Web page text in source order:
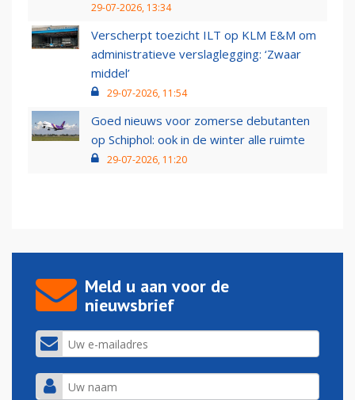
29-07-2026, 13:34
Verscherpt toezicht ILT op KLM E&M om
administratieve verslaglegging: ‘Zwaar
middel’
29-07-2026, 11:54
Goed nieuws voor zomerse debutanten
op Schiphol: ook in de winter alle ruimte
29-07-2026, 11:20
Meld u aan voor de
nieuwsbrief